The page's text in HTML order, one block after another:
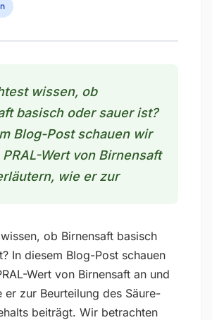
wissen, ob
basisch oder sauer ist?
Blog-Post schauen wir
Wert von Birnensaft
wie er zur
ob Birnensaft basisch
In diesem Blog-Post schauen
Wert von Birnensaft an und
er zur Beurteilung des Säure-
beiträgt. Wir betrachten